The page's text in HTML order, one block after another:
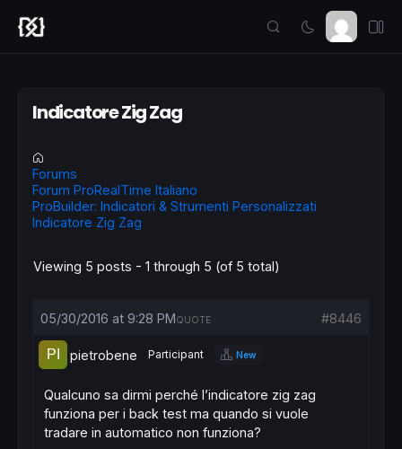
Indicatore Zig Zag
Forums
Forum ProRealTime Italiano
ProBuilder: Indicatori & Strumenti Personalizzati
Indicatore Zig Zag
Viewing 5 posts - 1 through 5 (of 5 total)
05/30/2016 at 9:28 PM #8446
QUOTE
pietrobene Participant New
Qualcuno sa dirmi perché l’indicatore zig zag
funziona per i back test ma quando si vuole
tradare in automatico non funziona?